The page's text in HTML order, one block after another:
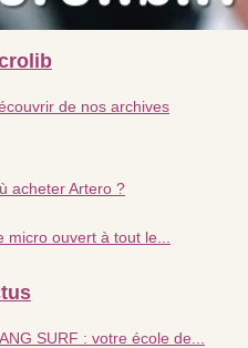
de nos archives
acheter Artero ?
micro ouvert à tout le...
SURF : votre école de...